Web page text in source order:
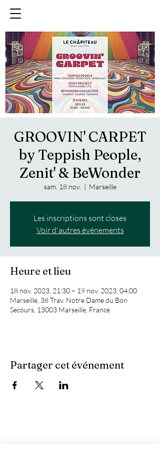
GROOVIN' CARPET
by Teppish People,
Zenit' & BeWonder
sam. 18 nov.
  |
Marseille
Les inscriptions sont closes
Voir d'autres événements
Heure et lieu
18 nov. 2023, 21:30 – 19 nov. 2023, 04:00
Marseille, 38 Trav. Notre Dame du Bon
Secours, 13003 Marseille, France
Partager cet événement